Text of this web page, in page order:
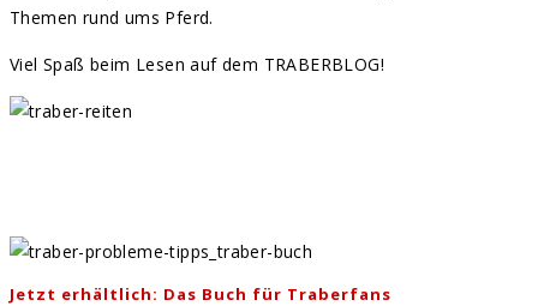
Themen rund ums Pferd.
Viel Spaß beim Lesen auf dem TRABERBLOG!
Jetzt erhältlich: Das Buch für Traberfans